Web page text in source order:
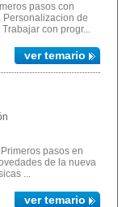
pasos con
Personalizacion de
con progr...
ver temario
pasos en
de la nueva
...
ver temario